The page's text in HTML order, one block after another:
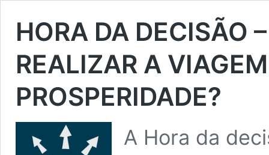
HORA DA DECISÃO
REALIZAR A
PROSPERIDADE?
A Hora da